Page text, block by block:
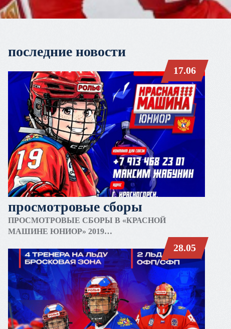
последние новости
17.06
просмотровые сборы
ПРОСМОТРОВЫЕ СБОРЫ В «КРАСНОЙ
МАШИНЕ ЮНИОР» 2019
28.05